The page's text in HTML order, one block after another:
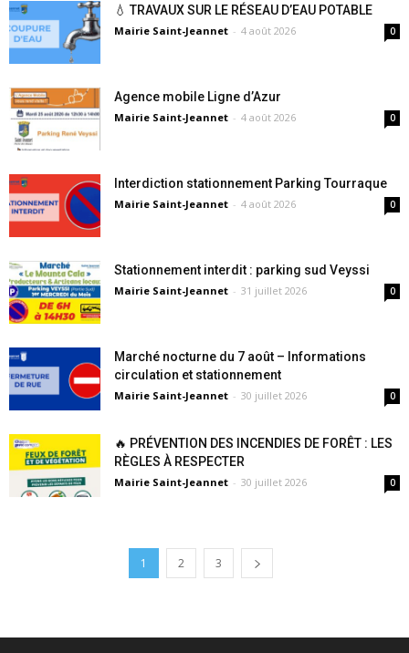
💧 TRAVAUX SUR LE RÉSEAU D’EAU POTABLE
Mairie Saint-Jeannet - 4 août 2026 0
Agence mobile Ligne d’Azur
Mairie Saint-Jeannet - 4 août 2026 0
Interdiction stationnement Parking Tourraque
Mairie Saint-Jeannet - 4 août 2026 0
Stationnement interdit : parking sud Veyssi
Mairie Saint-Jeannet - 31 juillet 2026 0
Marché nocturne du 7 août – Informations
circulation et stationnement
Mairie Saint-Jeannet - 30 juillet 2026 0
🔥 PRÉVENTION DES INCENDIES DE FORÊT : LES
RÈGLES À RESPECTER
Mairie Saint-Jeannet - 30 juillet 2026 0
1 2 3